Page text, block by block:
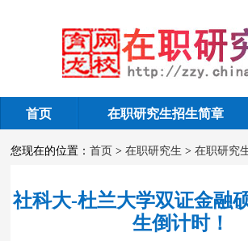
在职研究生学费
首页 在职研究生招生简章
您现在的位置：首页 >在职研究生 >在职研究
社科大-杜兰大学双证金融
生倒计时！